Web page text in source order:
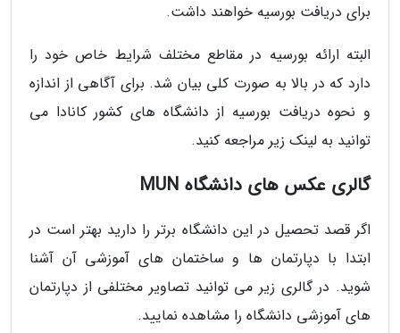
برای دریافت بورسیه خواهند داشت.
البته ارائه بورسیه در مقاطع مختلف شرایط خاص خود را
دارد که در بالا به صورت کلی بیان شد. برای آگاهی از اندازه
و نحوه دریافت بورسیه از دانشگاه های کشور کانادا می
توانید به لینک زیر مراجعه کنید.
گالری عکس های دانشگاه MUN
اگر قصد تحصیل در این دانشگاه برتر را دارید بهتر است در
ابتدا با دپارتمان ها و ساختمان های آموزشی آن آشنا
شوید. در گالری زیر می توانید تصاویر مختلفی از دپارتمان
های آموزشی دانشگاه را مشاهده نمایید.